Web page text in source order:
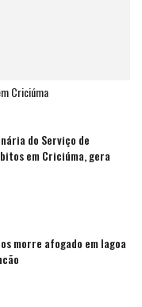
Criciúma
do Serviço de
em Criciúma, gera
morre afogado em lagoa